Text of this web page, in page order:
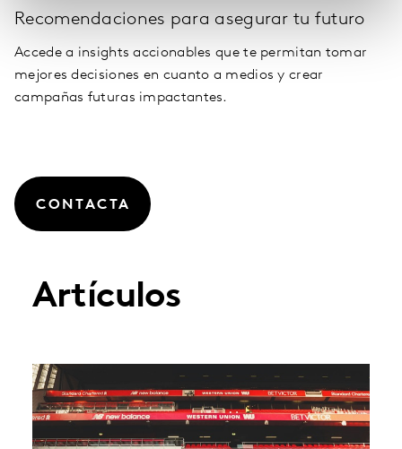
Recomendaciones para asegurar tu futuro
Accede a insights accionables que te permitan tomar
mejores decisiones en cuanto a medios y crear
campañas futuras impactantes.
CONTACTA
Artículos